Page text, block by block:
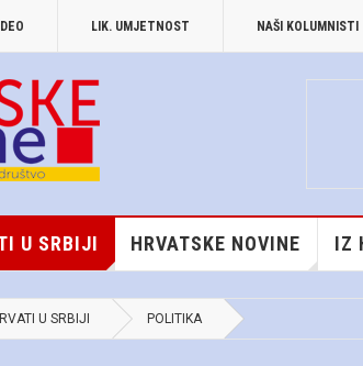
LIK. UMJETNOST NAŠI KOLUMNISTI
U SRBIJI HRVATSKE NOVINE IZ
U SRBIJI POLITIKA